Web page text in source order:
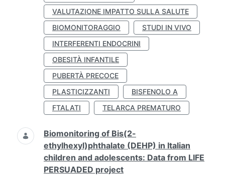
VALUTAZIONE IMPATTO SULLA SALUTE
BIOMONITORAGGIO
STUDI IN VIVO
INTERFERENTI ENDOCRINI
OBESITÀ INFANTILE
PUBERTÀ PRECOCE
PLASTICIZZANTI
BISFENOLO A
FTALATI
TELARCA PREMATURO
Biomonitoring of Bis(2-
ethylhexyl)phthalate (DEHP) in Italian
children and adolescents: Data from LIFE
PERSUADED project